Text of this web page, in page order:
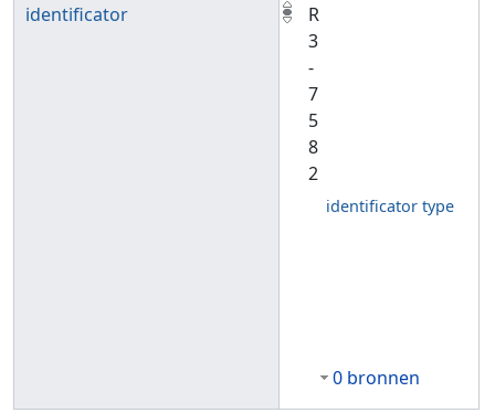
identificator
R
3
-
7
5
8
2
identificator type
0 bronnen